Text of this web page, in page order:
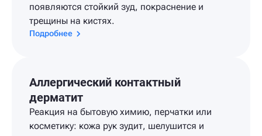
появляются стойкий зуд, покраснение и
трещины на кистях.
Подробнее
Аллергический контактный
дерматит
Реакция на бытовую химию, перчатки или
косметику: кожа рук зудит, шелушится и